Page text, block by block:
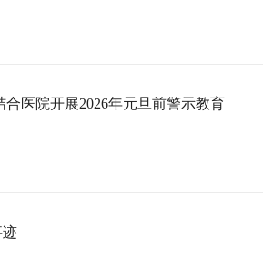
医院开展2026年元旦前警示教育
迹